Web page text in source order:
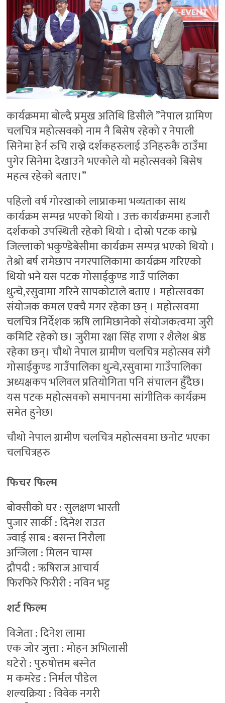
कार्यक्रममा बोल्दै प्रमुख अतिथि डिसीले ”नेपाल ग्रामिण
चलचित्र महोत्सवको नाम नै बिसेष रहेको र नेपाली
सिनेमा हेर्न रुचि राख्ने दर्शकहरुलाई उनिहरुकै ठाउँमा
पुगेर सिनेमा देखाउने भएकोले यो महोत्सवको बिसेष
महत्व रहेको बताए।”
पहिलो वर्ष गोरखाको लाप्राकमा भव्यताका साथ
कार्यक्रम सम्पन्न भएको थियो । उक्त कार्यक्रममा हजारौ
दर्शकको उपस्थिती रहेको थियो । दोस्रो पटक काभ्रे
जिल्लाको भकुण्डेबेसीमा कार्यक्रम सम्पन्न भएको थियो ।
तेश्रो बर्ष रामेछाप नगरपालिकामा कार्यक्रम गरिएको
थियो भने यस पटक गोसाईकुण्ड गाउँ पालिका
धुन्चे,रसुवामा गरिने सापकोटाले बताए । महोत्सवका
संयोजक कमल एक्चै मगर रहेका छन् । महोत्सवमा
चलचित्र निर्देशक ऋषि लामिछानेको संयोजकत्वमा जुरी
कमिटि रहेको छ। जुरीमा रक्षा सिंह राणा र शैलेश श्रेष्ठ
रहेका छन्। चौथो नेपाल ग्रामीण चलचित्र महोत्सव संगै
गोसाईकुण्ड गाउँपालिका धुन्चे,रसुवामा गाउँपालिका
अध्यक्षकप भलिवल प्रतियोगिता पनि संचालन हुँदैछ।
यस पटक महोत्सवको समापनमा सांगीतिक कार्यक्रम
समेत हुनेछ।
चौथो नेपाल ग्रामीण चलचित्र महोत्सवमा छनोट भएका
चलचित्रहरु
फिचर फिल्म
बोक्सीको घर : सुलक्षण भारती
पुजार सार्की : दिनेश राउत
ज्वाईं साब : बसन्त निरौला
अन्जिला : मिलन चाम्स
द्रौपदी : ऋषिराज आचार्य
फिरफिरे फिरीरी : नविन भट्ट
शर्ट फिल्म
विजेता : दिनेश लामा
एक जोर जुत्ता : मोहन अभिलासी
घटेरो : पुरुषोत्तम बस्नेत
म कमरेड : निर्मल पौडेल
शल्यक्रिया : विवेक नगरी